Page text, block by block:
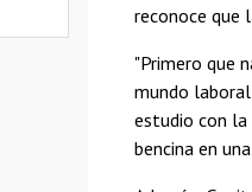
reconoce que
"Primero que
mundo
estudio con la
bencina en